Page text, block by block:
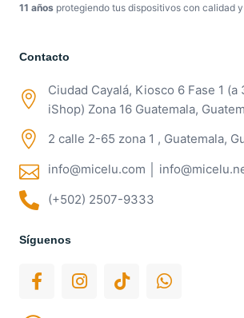
11 años protegiendo tus dispositivos con calidad
Contacto
Ciudad Cayalá, Kiosco 6 Fase 1 (a
iShop) Zona 16 Guatemala,
2 calle 2-65 zona 1 , Guatemala,
info@micelu.com │
(+502) 2507-9333
Síguenos